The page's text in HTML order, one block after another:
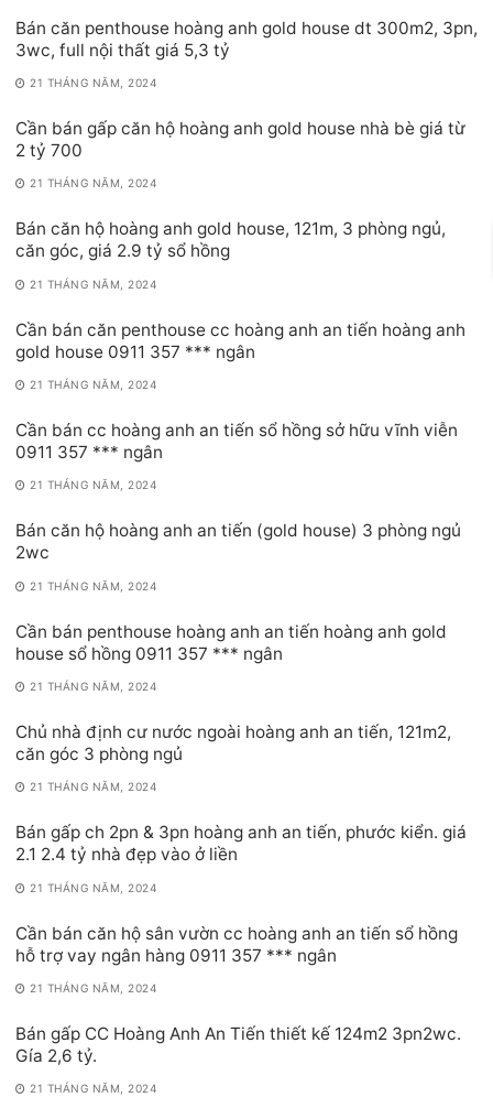
Bán căn penthouse hoàng anh gold house dt 300m2, 3pn,
3wc, full nội thất giá 5,3 tỷ
21 THÁNG NĂM, 2024
Cần bán gấp căn hộ hoàng anh gold house nhà bè giá từ
2 tỷ 700
21 THÁNG NĂM, 2024
Bán căn hộ hoàng anh gold house, 121m, 3 phòng ngủ,
căn góc, giá 2.9 tỷ sổ hồng
21 THÁNG NĂM, 2024
Cần bán căn penthouse cc hoàng anh an tiến hoàng anh
gold house 0911 357 *** ngân
21 THÁNG NĂM, 2024
Cần bán cc hoàng anh an tiến sổ hồng sở hữu vĩnh viễn
0911 357 *** ngân
21 THÁNG NĂM, 2024
Bán căn hộ hoàng anh an tiến (gold house) 3 phòng ngủ
2wc
21 THÁNG NĂM, 2024
Cần bán penthouse hoàng anh an tiến hoàng anh gold
house sổ hồng 0911 357 *** ngân
21 THÁNG NĂM, 2024
Chủ nhà định cư nước ngoài hoàng anh an tiến, 121m2,
căn góc 3 phòng ngủ
21 THÁNG NĂM, 2024
Bán gấp ch 2pn & 3pn hoàng anh an tiến, phước kiển. giá
2.1 2.4 tỷ nhà đẹp vào ở liền
21 THÁNG NĂM, 2024
Cần bán căn hộ sân vườn cc hoàng anh an tiến sổ hồng
hỗ trợ vay ngân hàng 0911 357 *** ngân
21 THÁNG NĂM, 2024
Bán gấp CC Hoàng Anh An Tiến thiết kế 124m2 3pn2wc.
Gía 2,6 tỷ.
21 THÁNG NĂM, 2024